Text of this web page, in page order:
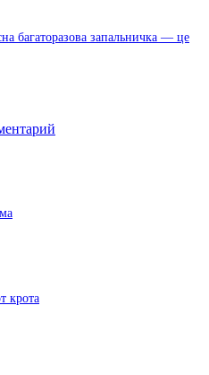
багаторазова запальничка — це
крота